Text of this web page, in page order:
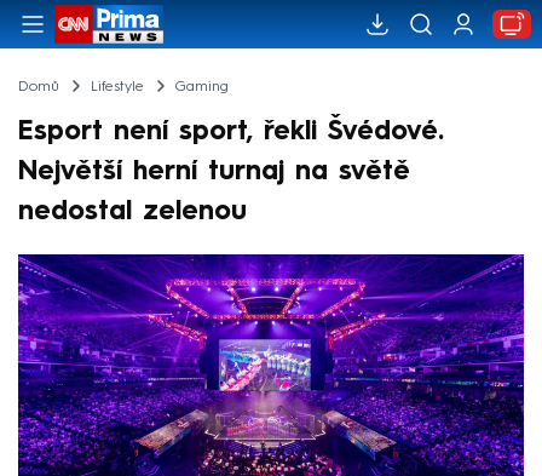
Domů Lifestyle Gaming
Esport není sport, řekli Švédové.
Největší herní turnaj na světě
nedostal zelenou